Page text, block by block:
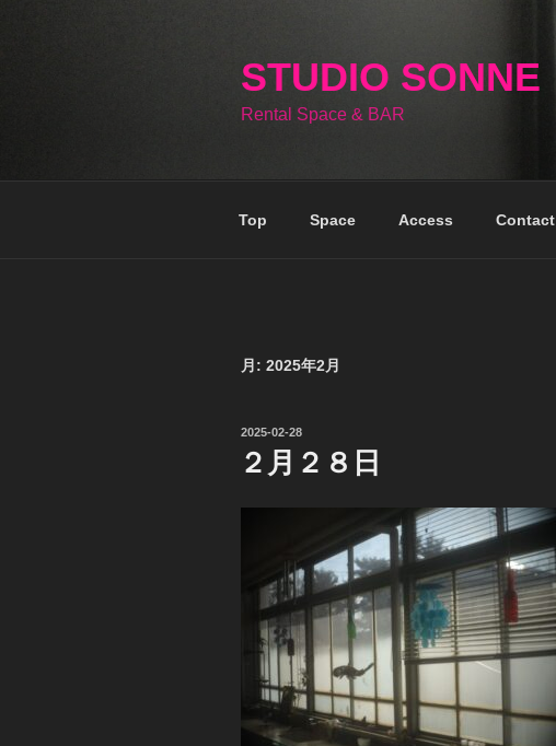
STUDIO SONNE
Rental Space & BAR
Top Space Access Contact
月: 2025年2月
投
日:
2025-02-28
２月２８日